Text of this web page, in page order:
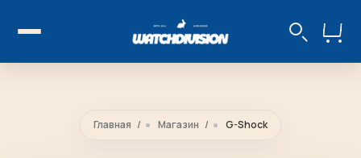
Главная Магазин G-Shock